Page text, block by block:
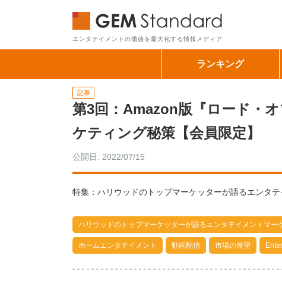
エンタテイメントの価値を最大化する情報メディア
ランキング
記事
第3回：Amazon版『ロード・
ケティング秘策【会員限定】
公開日: 2022/07/15
特集：ハリウッドのトップマーケッターが語るエンタ
ハリウッドのトップマーケッターが語るエンタテイメントマー
ホームエンタテイメント 動画配信 市場の展望